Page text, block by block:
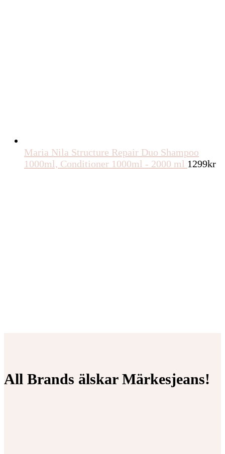
Maria Nila Structure Repair Duo Shampoo
1000ml, Conditioner 1000ml - 2000 ml 1299kr
All Brands älskar Märkesjeans!